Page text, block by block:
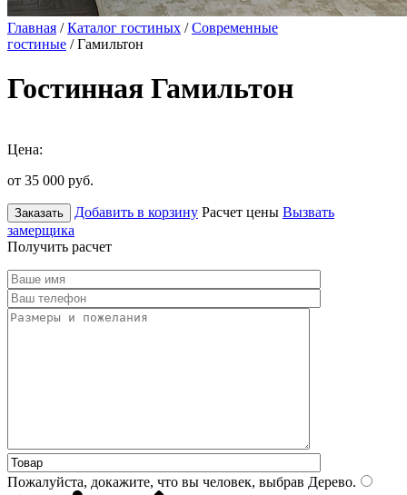
Главная /Каталог гостиных /Современные
гостиные / Гамильтон
Гостинная Гамильтон
Цена:
от 35 000 руб.
Заказать Добавить в корзину Расчет цены Вызвать
замерщика
Получить расчет
Пожалуйста, докажите, что вы человек, выбрав Дерево.